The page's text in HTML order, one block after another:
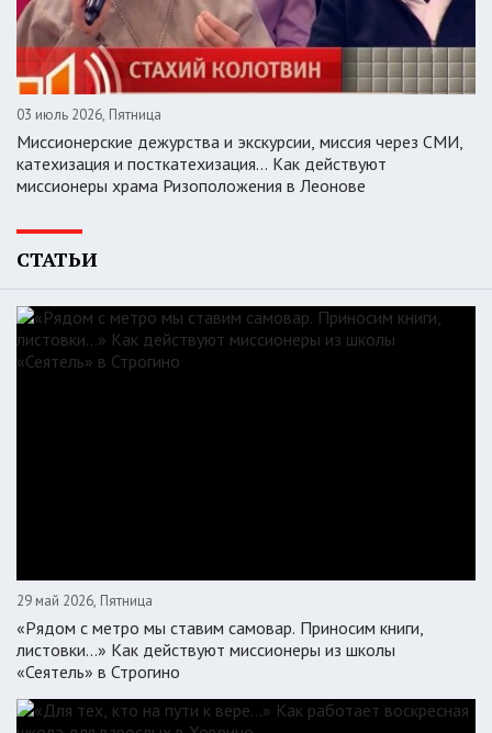
03 июль 2026, Пятница
Миссионерские дежурства и экскурсии, миссия через СМИ,
катехизация и посткатехизация… Как действуют
миссионеры храма Ризоположения в Леонове
СТАТЬИ
29 май 2026, Пятница
«Рядом с метро мы ставим самовар. Приносим книги,
листовки…» Как действуют миссионеры из школы
«Сеятель» в Строгино